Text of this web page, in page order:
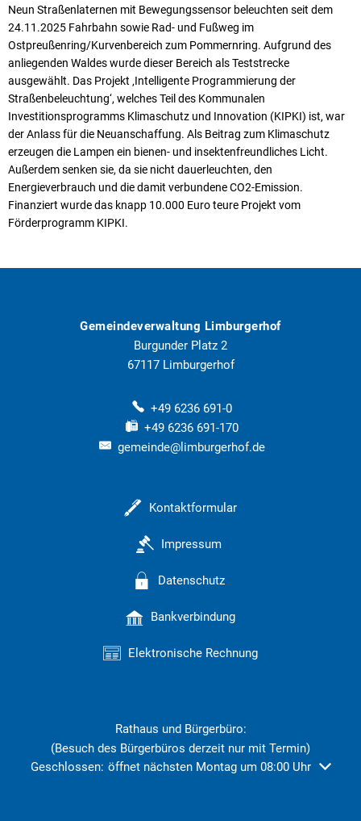
Neun Straßenlaternen mit Bewegungssensor beleuchten seit dem
24.11.2025 Fahrbahn sowie Rad- und Fußweg im
Ostpreußenring/Kurvenbereich zum Pommernring. Aufgrund des
anliegenden Waldes wurde dieser Bereich als Teststrecke
ausgewählt. Das Projekt ‚Intelligente Programmierung der
Straßenbeleuchtung‘, welches Teil des Kommunalen
Investitionsprogramms Klimaschutz und Innovation (KIPKI) ist, war
der Anlass für die Neuanschaffung. Als Beitrag zum Klimaschutz
erzeugen die Lampen ein bienen- und insektenfreundliches Licht.
Außerdem senken sie, da sie nicht dauerleuchten, den
Energieverbrauch und die damit verbundene CO2-Emission.
Finanziert wurde das knapp 10.000 Euro teure Projekt vom
Förderprogramm KIPKI.
Gemeindeverwaltung Limburgerhof
Burgunder Platz 2
67117 Limburgerhof
+49 6236 691-0
+49 6236 691-170
gemeinde@limburgerhof.de
Kontaktformular
Impressum
Datenschutz
Bankverbindung
Elektronische Rechnung
Rathaus und Bürgerbüro:
(Besuch des Bürgerbüros derzeit nur mit Termin)
Klicken, um weitere Öffnungs- oder Schließzeiten
Geschlossen: öffnet nächsten Montag um 08:00 Uhr